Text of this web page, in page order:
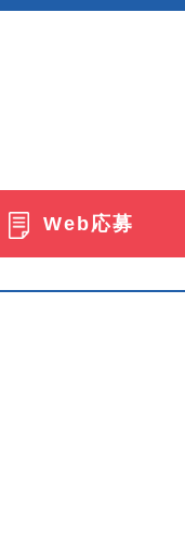
Web応募